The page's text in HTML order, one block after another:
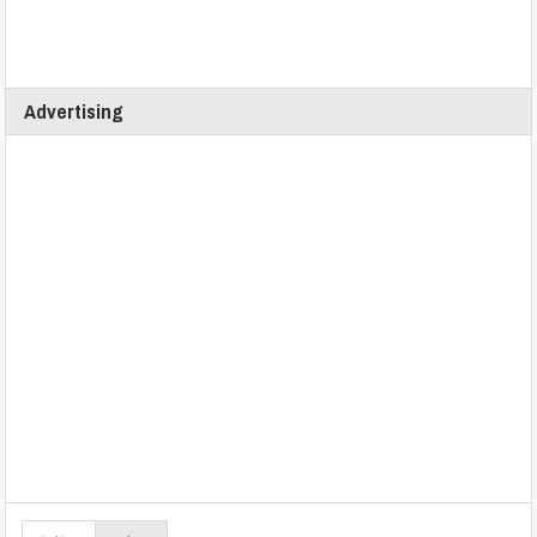
Advertising